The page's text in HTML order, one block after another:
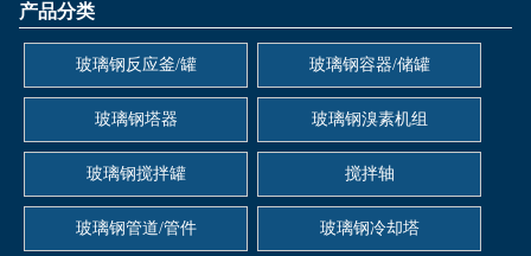
产品分类
玻璃钢反应釜/罐 玻璃钢容器/储罐
玻璃钢塔器 玻璃钢溴素机组
玻璃钢搅拌罐 搅拌轴
玻璃钢管道/管件 玻璃钢冷却塔